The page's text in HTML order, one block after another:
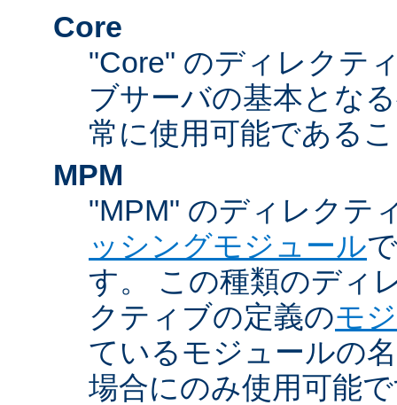
Core
"Core" のディレクテ
ブサーバの基本とな
常に使用可能である
MPM
"MPM" のディレクテ
ッシングモジュール
す。 この種類のディ
クティブの定義のモ
ているモジュールの
場合にのみ使用可能